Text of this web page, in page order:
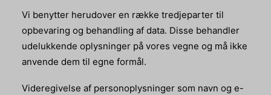
Vi benytter herudover en række tredjeparter til
opbevaring og behandling af data. Disse behandler
udelukkende oplysninger på vores vegne og må ikke
anvende dem til egne formål.
Videregivelse af personoplysninger som navn og e-